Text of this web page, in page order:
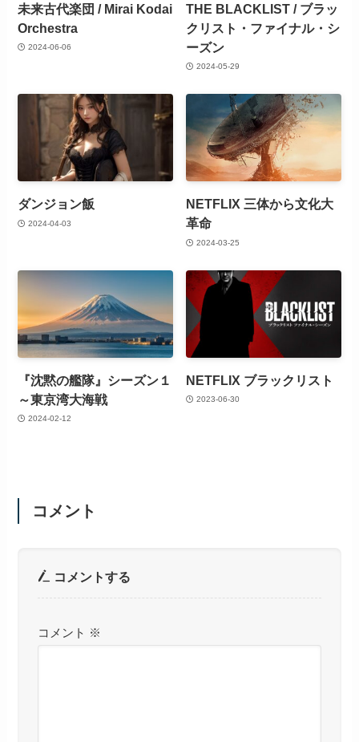
未来古代楽団 / Mirai Kodai
Orchestra
2024-06-06
THE BLACKLIST / ブラッ
クリスト・ファイナル・シ
ーズン
2024-05-29
ダンジョン飯
2024-04-03
NETFLIX 三体から文化大
革命
2024-03-25
『沈黙の艦隊』シーズン１
～東京湾大海戦
2024-02-12
NETFLIX ブラックリスト
2023-06-30
コメント
コメントする
コメント ※